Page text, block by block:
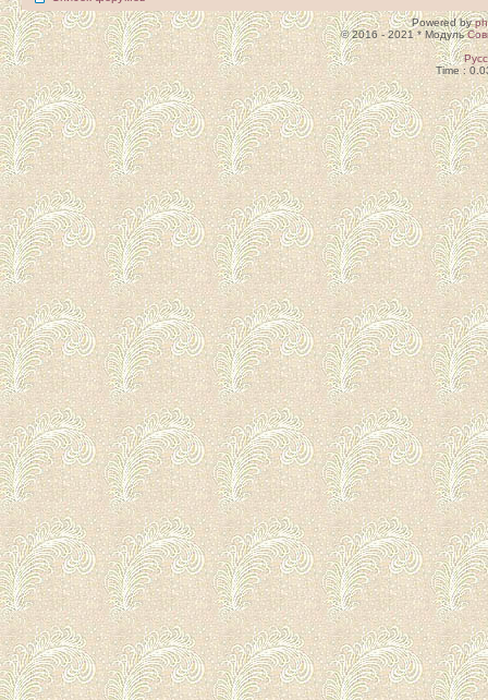
Powered by
© 2016 - 2021 * Модуль
Time :